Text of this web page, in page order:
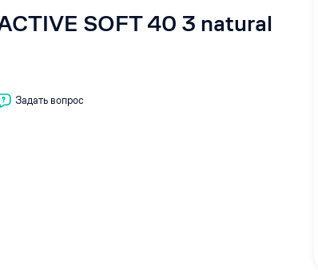
SOFT 40 3 natural
Задать вопрос